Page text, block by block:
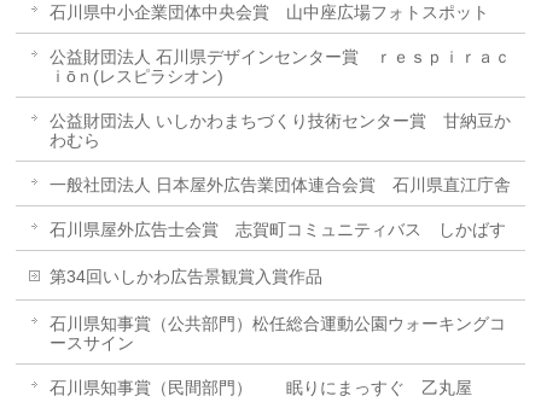
石川県中小企業団体中央会賞 山中座広場フォトスポット
公益財団法人 石川県デザインセンター賞 ｒｅｓｐｉｒａｃ
ｉōｎ(レスピラシオン)
公益財団法人 いしかわまちづくり技術センター賞 甘納豆か
わむら
一般社団法人 日本屋外広告業団体連合会賞 石川県直江庁舎
石川県屋外広告士会賞 志賀町コミュニティバス しかばす
第34回いしかわ広告景観賞入賞作品
石川県知事賞（公共部門）松任総合運動公園ウォーキングコ
ースサイン
石川県知事賞（民間部門） 眠りにまっすぐ 乙丸屋